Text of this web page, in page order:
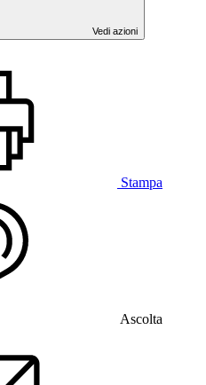
Vedi azioni
Stampa
Ascolta